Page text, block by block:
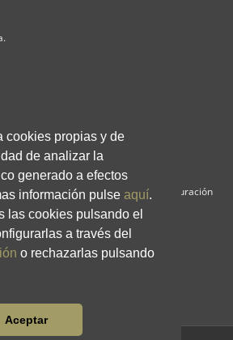
cookies propias y de
de analizar la
generado a efectos
información pulseaquí.
las cookies pulsando el
a través del
o rechazarlas pulsando
Aceptar
Servicios
Pack iguala
Privacidad
de Cookies Panel de Configuración